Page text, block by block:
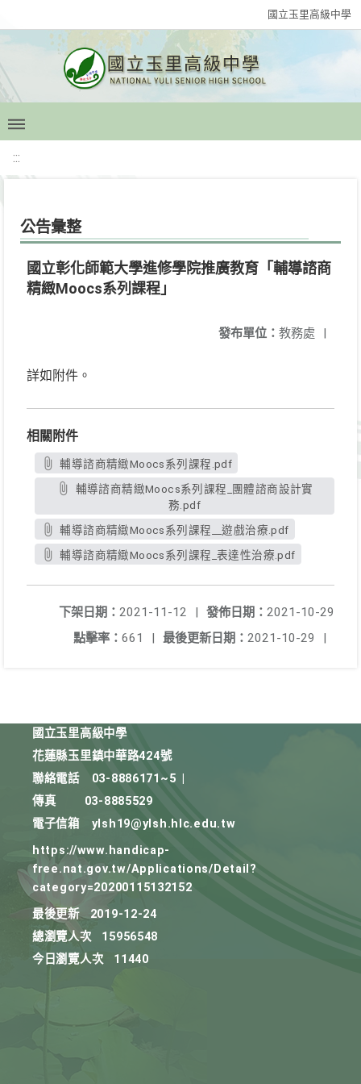
國立玉里高級中學
:::
公告彙整
國立彰化師範大學進修學院推廣教育「輔導諮商
精緻Moocs系列課程」
發布單位： 教務處 |
詳如附件。
相關附件
輔導諮商精緻Moocs系列課程.pdf
務.pdf
輔導諮商精緻Moocs系列課程__遊戲治療.pdf
輔導諮商精緻Moocs系列課程_表達性治療.pdf
發佈日期： 2021-10-29
下架日期： 2021-11-12
|
最後更新日期： 2021-10-29 |
點擊率： 661 |
國立玉里高級中學
花蓮縣玉里鎮中華路424號
聯絡電話
03-8886171~5
傳真
03-8885529
電子信箱
ylsh19@ylsh.hlc.edu.tw
https://www.handicap-
free.nat.gov.tw/Applications/Detail?
category=20200115132152
最後更新
2019-12-24
總瀏覽人次
15956548
今日瀏覽人次
11440